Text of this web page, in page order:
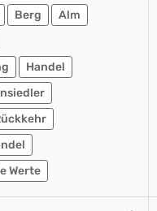
Berg
Alm
Handel
Werte